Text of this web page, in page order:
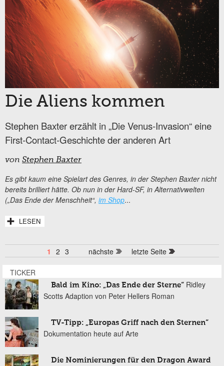
Die Aliens kommen
Stephen Baxter erzählt in „Die Venus-Invasion“ eine
First-Contact-Geschichte der anderen Art
von Stephen Baxter
Es gibt kaum eine Spielart des Genres, in der Stephen Baxter nicht
bereits brilliert hätte. Ob nun in der Hard-SF, in Alternativwelten
(„Das Ende der Menschheit“, im Shop...
LESEN
Seiten 1 2 3 nächste letzte Seite
TICKER
Bald im Kino: „Das Ende der Sterne“ Ridley
Scotts Adaption von Peter Hellers Roman
TV-Tipp: „Europas Griff nach den Sternen“
Dokumentation heute auf Arte
Die Nominierungen für den Dragon Award